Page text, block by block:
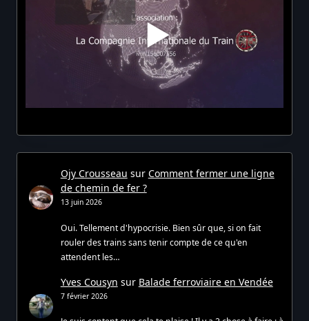
Ojy Crousseau sur Comment fermer une ligne
de chemin de fer ?
13 juin 2026
Oui. Tellement d'hypocrisie. Bien sûr que, si on fait
rouler des trains sans tenir compte de ce qu'en
attendent les…
Yves Cousyn sur Balade ferroviaire en Vendée
7 février 2026